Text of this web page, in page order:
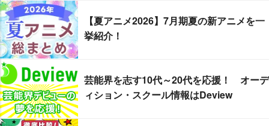
【夏アニメ2026】7月期夏の新アニメを一
挙紹介！
芸能界を志す10代～20代を応援！ オーデ
ィション・スクール情報はDeview